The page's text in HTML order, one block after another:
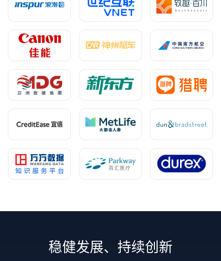
稳健发展、持续创新